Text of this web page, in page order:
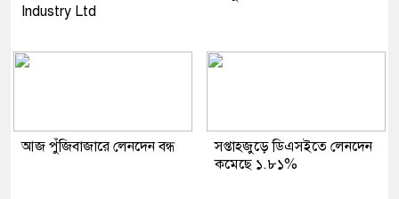
Industry Ltd
আজ পুঁজিবাজারে লেনদেন বন্ধ
সপ্তাহজুড়ে ডিএসইতে লেনদেন
কমেছে ১.৮১%